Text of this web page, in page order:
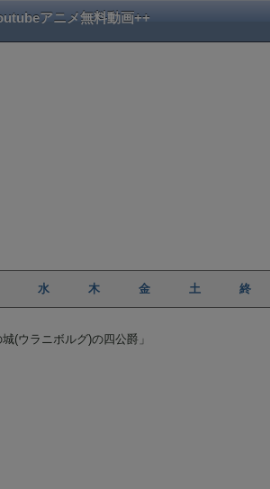
アニメ無料動画++
水 木 金 土 終
(ウラニボルグ)の四公爵」